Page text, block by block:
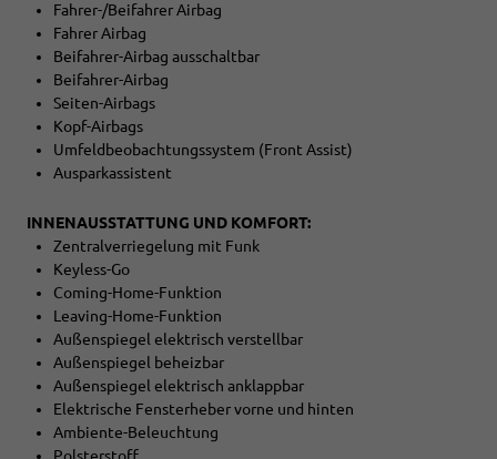
Fahrer-/Beifahrer Airbag
Fahrer Airbag
Beifahrer-Airbag ausschaltbar
Beifahrer-Airbag
Seiten-Airbags
Kopf-Airbags
Umfeldbeobachtungssystem (Front Assist)
Ausparkassistent
INNENAUSSTATTUNG UND KOMFORT:
Zentralverriegelung mit Funk
Keyless-Go
Coming-Home-Funktion
Leaving-Home-Funktion
Außenspiegel elektrisch verstellbar
Außenspiegel beheizbar
Außenspiegel elektrisch anklappbar
Elektrische Fensterheber vorne und hinten
Ambiente-Beleuchtung